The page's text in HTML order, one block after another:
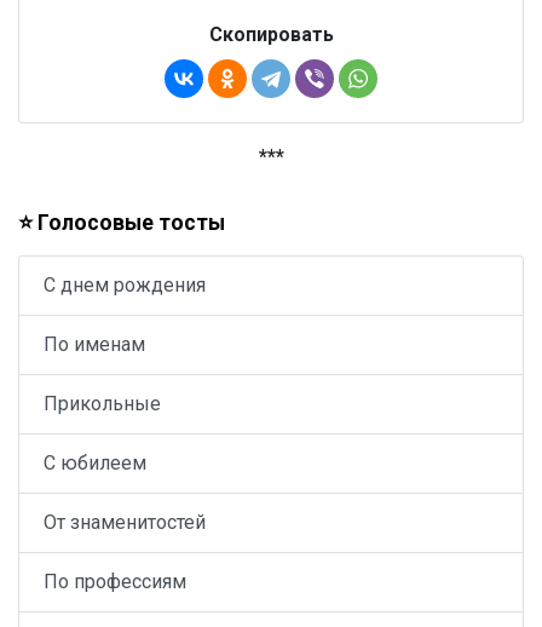
Скопировать
***
⭐ Голосовые тосты
С днем рождения
По именам
Прикольные
С юбилеем
От знаменитостей
По профессиям